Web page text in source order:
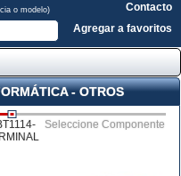
o modelo)
Contacto
Agregar a favoritos
- OTROS
Seleccione Componente